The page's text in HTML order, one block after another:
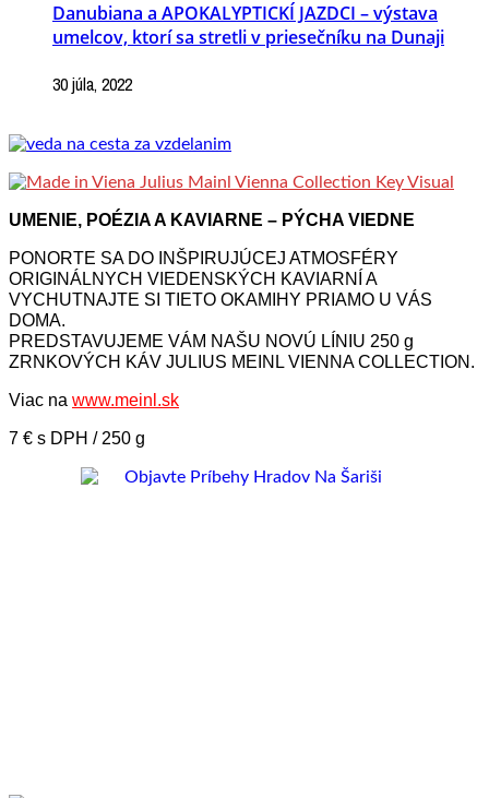
Danubiana a APOKALYPTICKÍ JAZDCI – výstava
umelcov, ktorí sa stretli v priesečníku na Dunaji
30 júla, 2022
UMENIE, POÉZIA A KAVIARNE – PÝCHA VIEDNE
PONORTE SA DO INŠPIRUJÚCEJ ATMOSFÉRY
ORIGINÁLNYCH VIEDENSKÝCH KAVIARNÍ A
VYCHUTNAJTE SI TIETO OKAMIHY PRIAMO U VÁS
DOMA.
PREDSTAVUJEME VÁM NAŠU NOVÚ LÍNIU 250 g
ZRNKOVÝCH KÁV JULIUS MEINL VIENNA COLLECTION.
Viac na www.meinl.sk
7 € s DPH / 250 g